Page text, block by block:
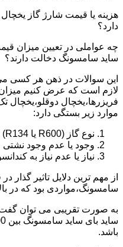
هزینه یا قیمت شارژ گاز
دارد؟
چه عواملی در تعیین میزان
ساید سامسونگ دخالت دارند؟
این سوالات در ذهن هر کسی
لازم است که عرض کنیم
فریزرها،یخچال
موارد زیر بستگی دارد:
نوع گاز (R600 یا R134)
وجود یا عدم وجود نشتی
نیاز یا عدم نیاز به
از مهم ترین دلایل تاثیر گذار
سامسونگ،مواردی بود که در
به صورت تقریبی می توان
باشد.